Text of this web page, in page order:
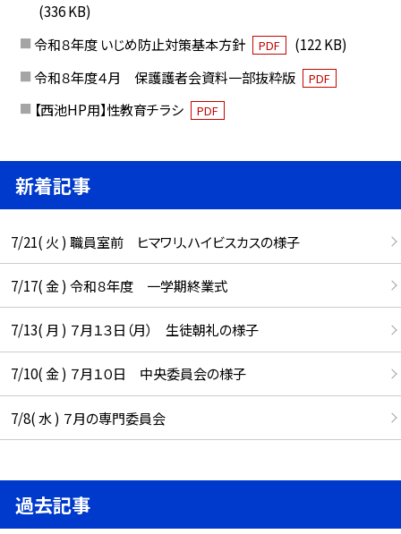
(336 KB)
令和８年度 いじめ防止対策基本方針
PDF
(122 KB)
令和８年度４月 保護護者会資料一部抜粋版
PDF
【西池HP用】性教育チラシ PDF
新着記事
7/21( 火 ) 職員室前 ヒマワリ、ハイビスカスの様子
7/17( 金 ) 令和８年度 一学期終業式
7/13( 月 ) ７月１３日（月） 生徒朝礼の様子
7/10( 金 ) ７月１０日 中央委員会の様子
7/8( 水 ) ７月の専門委員会
過去記事